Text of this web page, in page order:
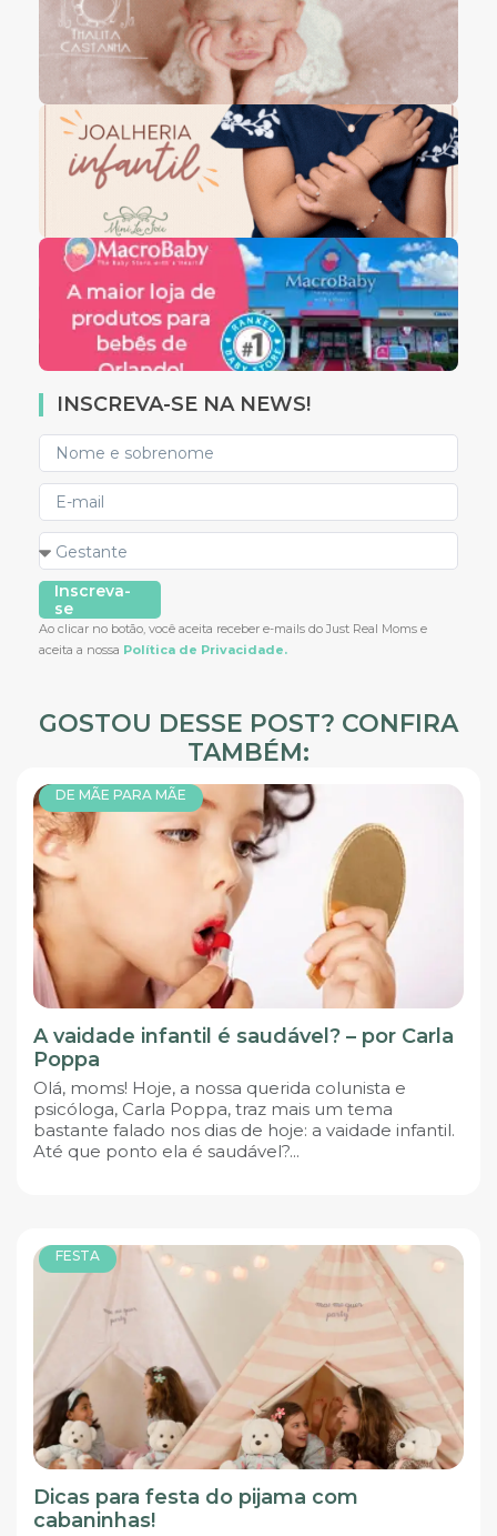
INSCREVA-SE NA NEWS!
Inscreva-
se
Ao clicar no botão, você aceita receber e-mails do Just Real Moms e
aceita a nossa Política de Privacidade.
GOSTOU DESSE POST? CONFIRA
TAMBÉM:
DE MÃE PARA MÃE
A vaidade infantil é saudável? – por Carla
Poppa
Olá, moms! Hoje, a nossa querida colunista e
psicóloga, Carla Poppa, traz mais um tema
bastante falado nos dias de hoje: a vaidade infantil.
Até que ponto ela é saudável?...
FESTA
Dicas para festa do pijama com
cabaninhas!